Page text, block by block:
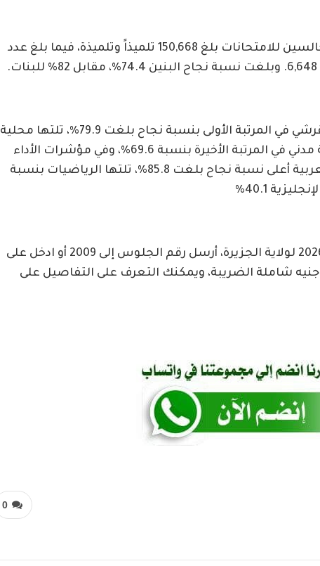
وأظهرت الإحصاءات الرسمية أن عدد الجالسين للامتحانات بلغ 150,668 تلميذاً وتلميذة، فيما بلغ عدد
وعلى مستوى المحليات جاءت محلية القرشي في المرتبة الأولى بنسبة نجاح بلغت 79.9%، تلتها محلية
أم القرى بنسبة 78.2%، بينما حلت محلية مدني في المرتبة الأخيرة بنسبة 69.6%، وفي مؤشرات الأداء
حسب المواد الدراسية، سجلت اللغة العربية أعلى نسبة نجاح بلغت 85.8%، تلتها الرياضيات بنسبة
لمعرفة نتيجة الشهادة الابتدائية لعام 2026 لولاية الجزيرة، أرسل رقم الجلوس إلى 2009 أو ادخل على
بـ 7,000 جنيه شاملة الضريبة، ويمكنك التعرف على التفاصيل على
0